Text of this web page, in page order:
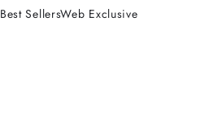
Best SellersWeb Exclusive